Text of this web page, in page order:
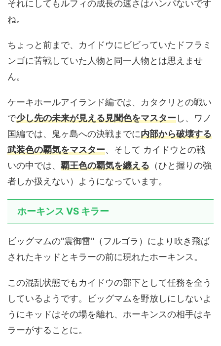
それにしてもルフィの成長の速さはハンパないです
ね。
ちょっと前まで、カイドウにビビっていたドフラミ
ンゴに苦戦していた人物と同一人物とは思えませ
ん。
ケーキホールアイランド編では、カタクリとの戦い
で少し先の未来が見える見聞色をマスターし、ワノ
国編では、鬼ヶ島への決戦までに内部から破壊する
武装色の覇気をマスター、そして カイドウとの戦
いの中では、 覇王色の覇気を纏える （ひと握りの強
者しか扱えない）ようになっています。
ホーキンス VS キラー
ビッグマムの"震御雷"（フルゴラ）により吹き飛ば
されたキッドとキラーの前に現れたホーキンス。
この混乱状態でもカイドウの部下として任務を全う
しているようです。ビッグマムを野放しにしないよ
うにキッドはその場を離れ、ホーキンスの相手はキ
ラーがすることに。